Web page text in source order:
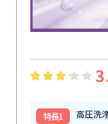
特⻑1
高圧洗